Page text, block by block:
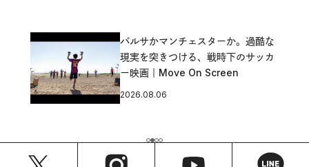
バルサかマンチェスターか。過酷な
現実を突きつける、戦時下のサッカ
ー映画｜Move On Screen
2026.08.06